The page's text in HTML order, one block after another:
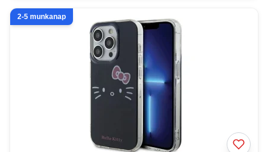
2-5 munkanap